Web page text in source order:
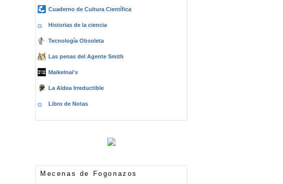
Cuaderno de Cultura Científica
Historias de la ciencia
Tecnología Obsoleta
Las penas del Agente Smith
Maikelnai's
La Aldea Irreductible
Libro de Notas
Mecenas de Fogonazos